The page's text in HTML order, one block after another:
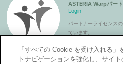
ASTERIA Warpパー
Login
パートナーライセンス
ています。
「すべての Cookie を受け入れる」
トナビゲーションを強化し、サイト